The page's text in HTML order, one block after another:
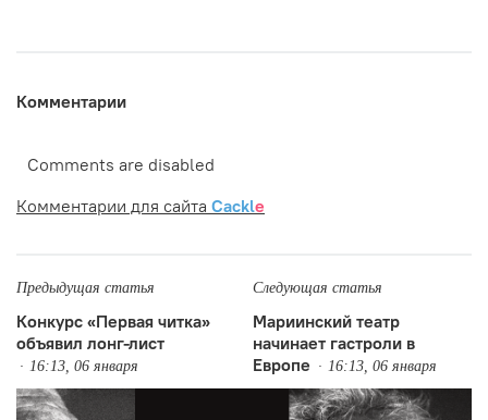
Комментарии
Comments are disabled
Комментарии для сайта Cackle
Предыдущая статья
Конкурс «Первая читка»
объявил лонг-лист
16:13, 06 января
Следующая статья
Мариинский театр
начинает гастроли в
Европе
16:13, 06 января